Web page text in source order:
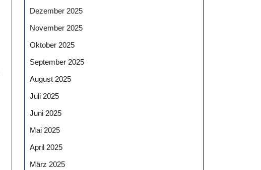
Dezember 2025
November 2025
Oktober 2025
September 2025
August 2025
Juli 2025
Juni 2025
Mai 2025
April 2025
März 2025